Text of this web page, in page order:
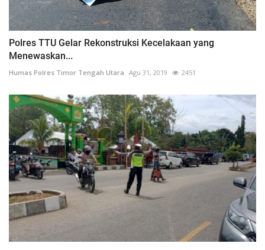
Polres TTU Gelar Rekonstruksi Kecelakaan yang
Menewaskan...
Humas Polres Timor Tengah Utara Agu 31, 2019 2451